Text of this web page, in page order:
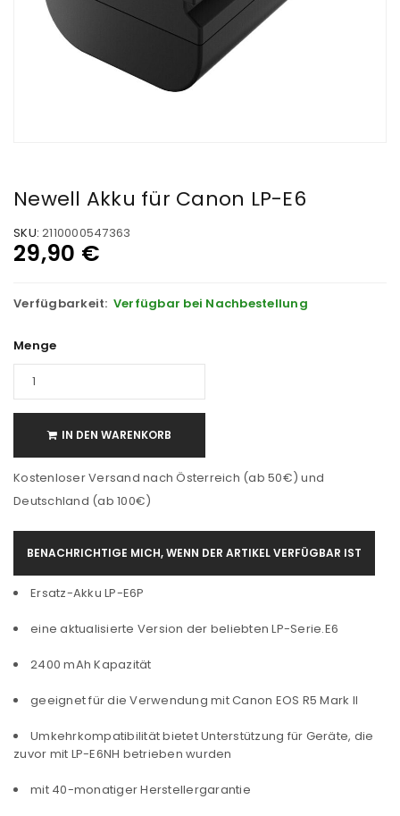
Newell Akku für Canon LP-E6
SKU: 2110000547363
29,90 €
Verfügbarkeit: Verfügbar bei Nachbestellung
Menge
IN DEN WARENKORB
Kostenloser Versand nach Österreich (ab 50€) und
Deutschland (ab 100€)
BENACHRICHTIGE MICH, WENN DER ARTIKEL VERFÜGBAR IST
Ersatz-Akku LP-E6P
eine aktualisierte Version der beliebten LP-Serie.E6
2400 mAh Kapazität
geeignet für die Verwendung mit Canon EOS R5 Mark II
Umkehrkompatibilität bietet Unterstützung für Geräte, die
zuvor mit LP-E6NH betrieben wurden
mit 40-monatiger Herstellergarantie